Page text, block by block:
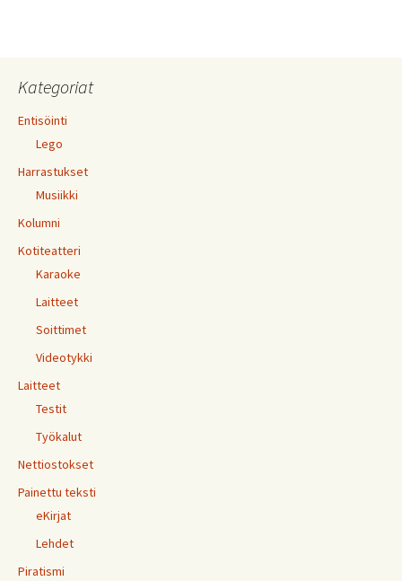
Kategoriat
Entisöinti
Lego
Harrastukset
Musiikki
Kolumni
Kotiteatteri
Karaoke
Laitteet
Soittimet
Videotykki
Laitteet
Testit
Työkalut
Nettiostokset
Painettu teksti
eKirjat
Lehdet
Piratismi